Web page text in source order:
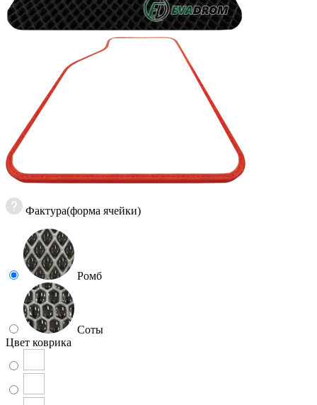
Фактура(форма ячейки)
Ромб
Соты
Цвет коврика